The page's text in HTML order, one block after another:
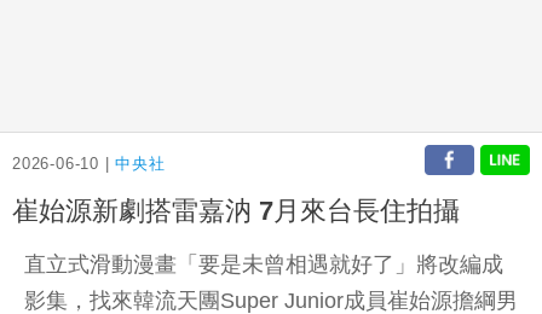
2026-06-10 |中央社
崔始源新劇搭雷嘉汭 7月來台長住拍攝
直立式滑動漫畫「要是未曾相遇就好了」將改編成
影集，找來韓流天團Super Junior成員崔始源擔綱男